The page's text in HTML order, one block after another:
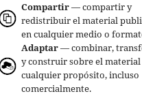
Compartir— compartir y
redistribuir el material
en cualquier medio o
Adaptar— combinar,
y construir sobre el
cualquier propósito, incluso
comercialmente.